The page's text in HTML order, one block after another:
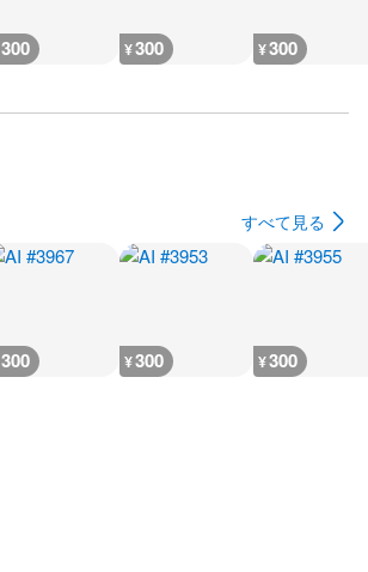
300 ¥300 ¥300
すべて見る
300 ¥300 ¥300